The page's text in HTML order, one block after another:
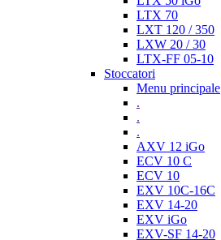
LTX 70
LXT 120 / 350
LXW 20 / 30
LTX-FF 05-10
Stoccatori
Menu principale
.
.
.
AXV 12 iGo
ECV 10 C
ECV 10
EXV 10C-16C
EXV 14-20
EXV iGo
EXV-SF 14-20